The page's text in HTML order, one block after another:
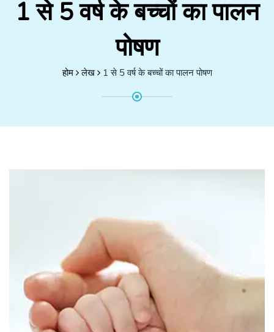
1 से 5 वर्ष के बच्चों का पालन
पोषण
होम लेख 1 से 5 वर्ष के बच्चों का पालन पोषण